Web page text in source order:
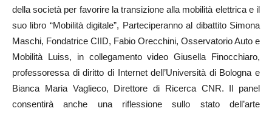
della società per favorire la transizione alla mobilità elettrica e il
suo libro “Mobilità digitale”, Parteciperanno al dibattito Simona
Maschi, Fondatrice CIID, Fabio Orecchini, Osservatorio Auto e
Mobilità Luiss, in collegamento video Giusella Finocchiaro,
professoressa di diritto di Internet dell’Università di Bologna e
Bianca Maria Vaglieco, Direttore di Ricerca CNR. Il panel
consentirà anche una riflessione sullo stato dell’arte